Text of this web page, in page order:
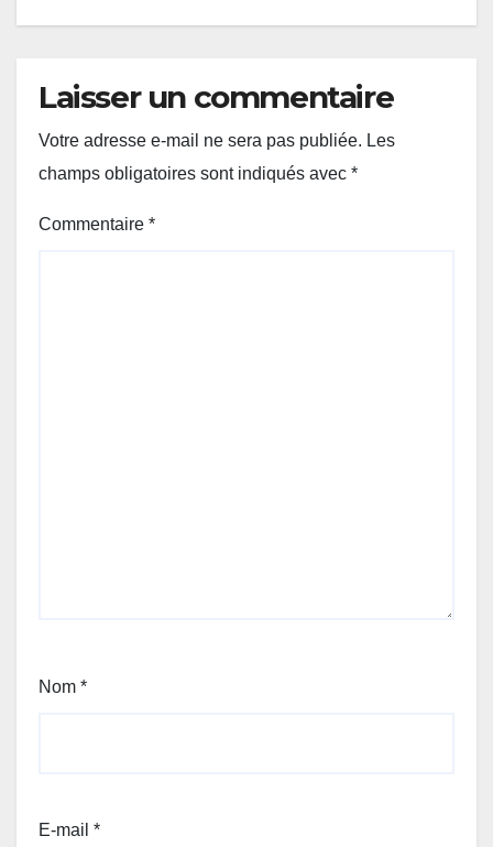
Laisser un commentaire
Votre adresse e-mail ne sera pas publiée. Les
champs obligatoires sont indiqués avec *
Commentaire *
Nom *
E-mail *